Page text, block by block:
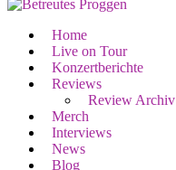
Home
Live on Tour
Konzertberichte
Reviews
Review Archiv
Merch
Interviews
News
Blog